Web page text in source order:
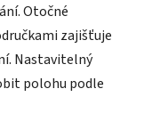
Otočné
zajišťuje
Nastavitelný
polohu podle